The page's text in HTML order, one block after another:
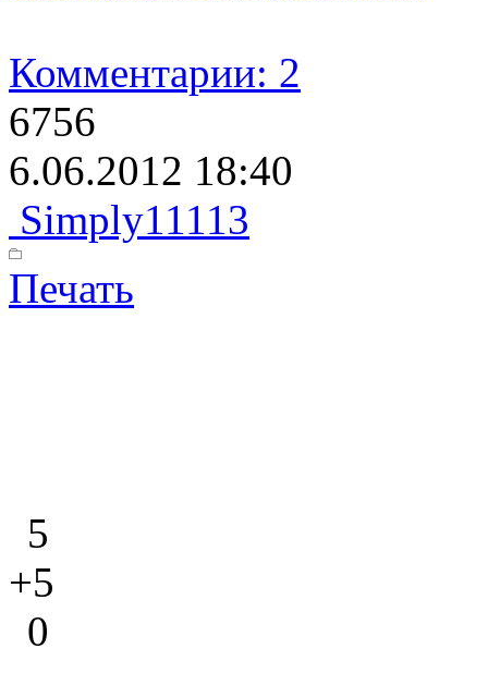
Комментарии: 2
6756
6.06.2012 18:40
Simply11113
Печать
5
+5
0